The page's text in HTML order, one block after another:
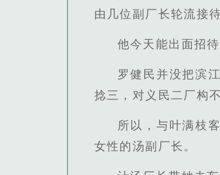
由几位副厂长轮流接待
他今天能出面招
罗健民并没把滨
捻三，对义民二厂构
所以，与叶满枝
女性的汤副厂长。